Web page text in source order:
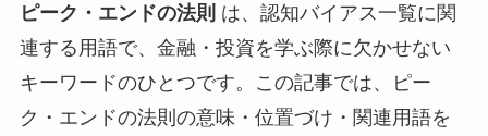
ピーク・エンドの法則 は、認知バイアス一覧に関
連する用語で、金融・投資を学ぶ際に欠かせない
キーワードのひとつです。この記事では、ピー
ク・エンドの法則の意味・位置づけ・関連用語を